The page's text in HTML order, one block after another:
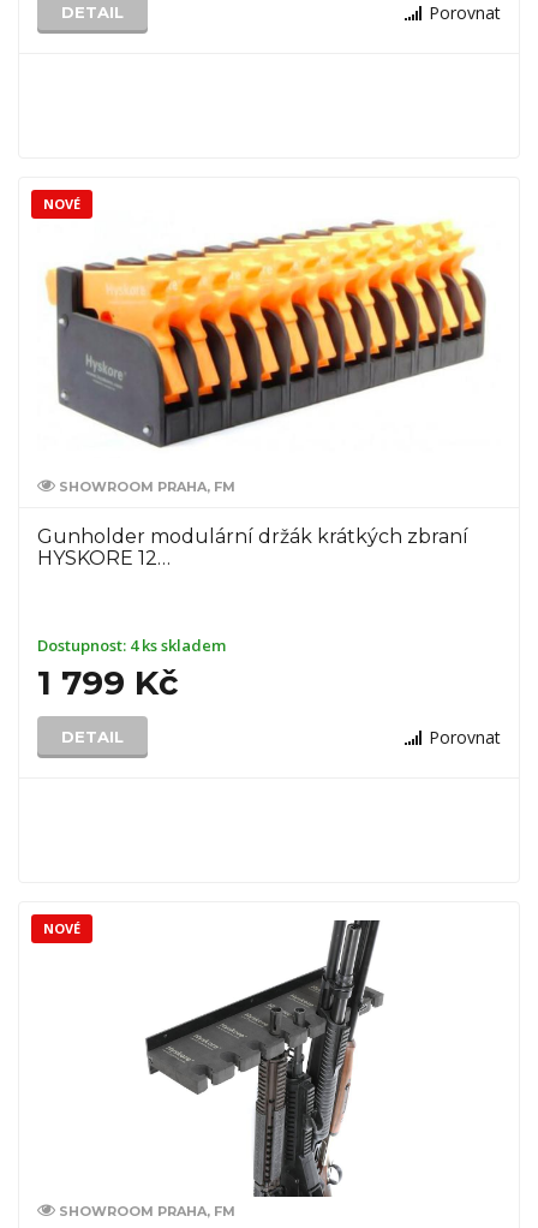
DETAIL Porovnat
SHOWROOM PRAHA, FM
Gunholder modulární držák krátkých zbraní
HYSKORE 12…
Dostupnost: 4 ks skladem
1 799 Kč
DETAIL Porovnat
NOVÉ
SHOWROOM PRAHA, FM
NOVÉ